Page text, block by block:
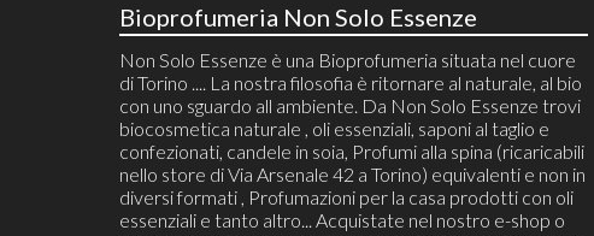
Bioprofumeria Non Solo Essenze
Non Solo Essenze è una Bioprofumeria situata nel cuore
di Torino .... La nostra filosofia è ritornare al naturale, al bio
con uno sguardo all ambiente. Da Non Solo Essenze trovi
biocosmetica naturale , oli essenziali, saponi al taglio e
confezionati, candele in soia, Profumi alla spina (ricaricabili
nello store di Via Arsenale 42 a Torino) equivalenti e non in
diversi formati , Profumazioni per la casa prodotti con oli
essenziali e tanto altro... Acquistate nel nostro e-shop o